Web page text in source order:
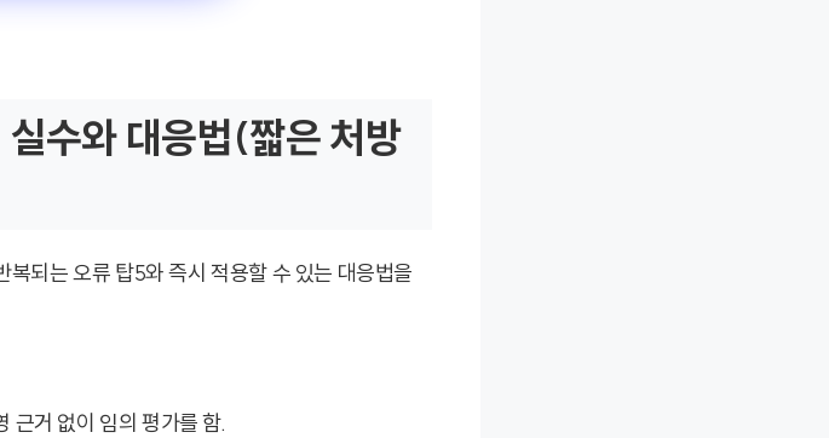
수와 대응법(짧은 처방
되는 오류 탑5와 즉시 적용할 수 있는 대응법을
근거 없이 임의 평가를 함.